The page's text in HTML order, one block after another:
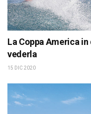
La Coppa America
vederla
15 DIC 2020